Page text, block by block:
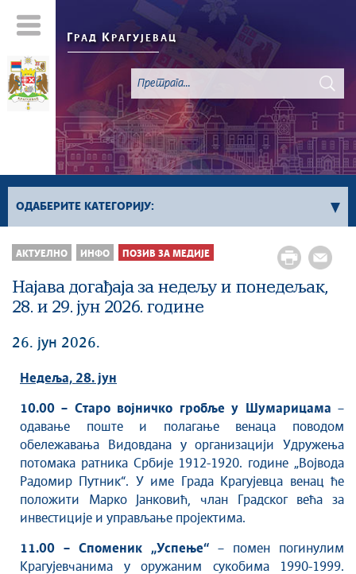
Г РАД К РАГУЈЕВАЦ
ОДАБЕРИТЕ КАТЕГОРИЈУ:
Све вести
Сервисне Информације
Генерално
Односи са јавношћу
Здравство
Социјална заштита
Спорт
Седнице Градског већа
Седнице Скупштине
Туризам
Крагујевац - Град у парку
Екологија
Млади у локалној самоуправи
АКТУЕЛНО ИНФО ПОЗИВ ЗА МЕДИЈЕ
Најава догађаја за недељу и понедељак,
28. и 29. јун 2026. године
26. јун 2026.
Недеља, 28. јун
10.00 – Старо војничко гробље у Шумарицама –
одавање поште и полагање венаца поводом
обележавања Видовдана у организацији Удружења
потомака ратника Србије 1912-1920. године „Војвода
Радомир Путник“. У име Града Крагујевца венац ће
положити Марко Јанковић, члан Градског већа за
инвестиције и управљање пројектима.
11.00 – Споменик „Успење“ – помен погинулим
Крагујевчанима у оружаним сукобима 1990-1999.